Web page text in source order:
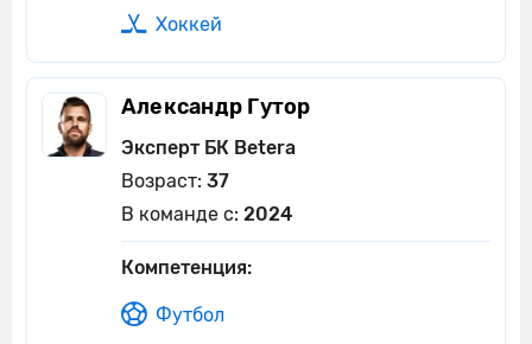
Хоккей
Александр Гутор
Эксперт БК Betera
Возраст: 37
В команде с: 2024
Компетенция:
Футбол